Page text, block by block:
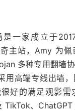
一家成立于
主站，Amy 为佩
多种专用翻墙
用高端专线出墙
好的满足观影需
TikTok、